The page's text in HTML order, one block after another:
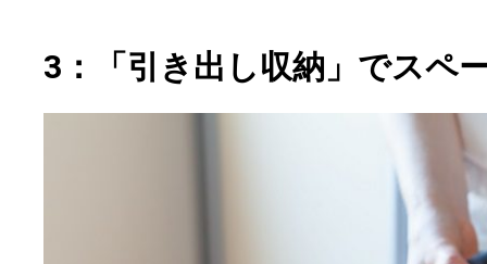
3：「引き出し収納」でスペ